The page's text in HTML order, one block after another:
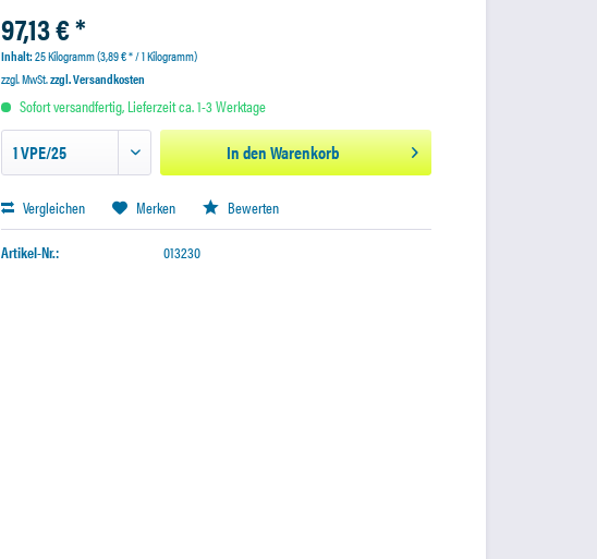
97,13 € *
Inhalt:25 Kilogramm (3,89 € * / 1 Kilogramm)
zzgl. MwSt.zzgl. Versandkosten
Sofort versandfertig, Lieferzeit ca. 1-3 Werktage
In denWarenkorb
Vergleichen Merken Bewerten
Artikel-Nr.: 013230